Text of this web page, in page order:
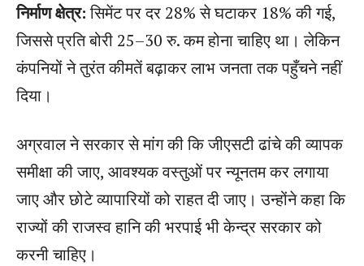
निर्माण क्षेत्र:सिमेंट पर दर 28% से घटाकर 18% की गई,
जिससे प्रति बोरी 25–30 रु. कम होना चाहिए था। लेकिन
कंपनियों ने तुरंत कीमतें बढ़ाकर लाभ जनता तक पहुँचने नहीं
दिया।
अग्रवाल ने सरकार से मांग की कि जीएसटी ढांचे की व्यापक
समीक्षा की जाए, आवश्यक वस्तुओं पर न्यूनतम कर लगाया
जाए और छोटे व्यापारियों को राहत दी जाए। उन्होंने कहा कि
राज्यों की राजस्व हानि की भरपाई भी केन्द्र सरकार को
करनी चाहिए।